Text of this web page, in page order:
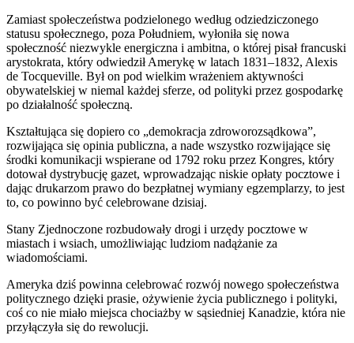
Zamiast społeczeństwa podzielonego według odziedziczonego
statusu społecznego, poza Południem, wyłoniła się nowa
społeczność niezwykle energiczna i ambitna, o której pisał francuski
arystokrata, który odwiedził Amerykę w latach 1831–1832, Alexis
de Tocqueville. Był on pod wielkim wrażeniem aktywności
obywatelskiej w niemal każdej sferze, od polityki przez gospodarkę
po działalność społeczną.
Kształtująca się dopiero co „demokracja zdroworozsądkowa”,
rozwijająca się opinia publiczna, a nade wszystko rozwijające się
środki komunikacji wspierane od 1792 roku przez Kongres, który
dotował dystrybucję gazet, wprowadzając niskie opłaty pocztowe i
dając drukarzom prawo do bezpłatnej wymiany egzemplarzy, to jest
to, co powinno być celebrowane dzisiaj.
Stany Zjednoczone rozbudowały drogi i urzędy pocztowe w
miastach i wsiach, umożliwiając ludziom nadążanie za
wiadomościami.
Ameryka dziś powinna celebrować rozwój nowego społeczeństwa
politycznego dzięki prasie, ożywienie życia publicznego i polityki,
coś co nie miało miejsca chociażby w sąsiedniej Kanadzie, która nie
przyłączyła się do rewolucji.